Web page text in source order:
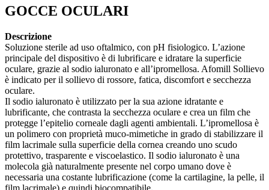
GOCCE OCULARI
Descrizione
Soluzione sterile ad uso oftalmico, con pH fisiologico. L’azione
principale del dispositivo è di lubrificare e idratare la superficie
oculare, grazie al sodio ialuronato e all’ipromellosa. Afomill Sollievo
è indicato per il sollievo di rossore, fatica, discomfort e secchezza
oculare.
Il sodio ialuronato è utilizzato per la sua azione idratante e
lubrificante, che contrasta la secchezza oculare e crea un film che
protegge l’epitelio corneale dagli agenti ambientali. L’ipromellosa è
un polimero con proprietà muco-mimetiche in grado di stabilizzare il
film lacrimale sulla superficie della cornea creando uno scudo
protettivo, trasparente e viscoelastico. Il sodio ialuronato è una
molecola già naturalmente presente nel corpo umano dove è
necessaria una costante lubrificazione (come la cartilagine, la pelle, il
film lacrimale) e quindi biocompatibile.